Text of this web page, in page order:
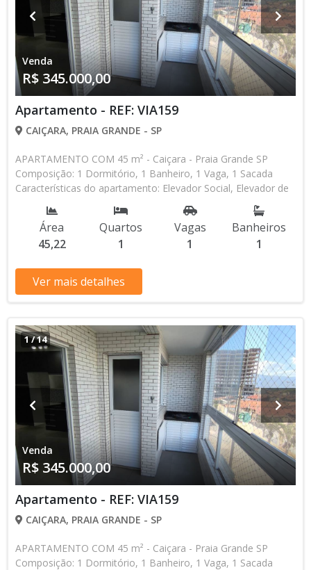
Venda
R$ 345.000,00
Apartamento - REF: VIA159
CAIÇARA, PRAIA GRANDE - SP
APARTAMENTO COM 45 m² - Caiçara - Praia Grande SP
Composição: 1 Dormitório, 1 Banheiro, 1 Vaga, 1 Sacada
Características do apartamento: Elevador Social, Elevador de
Serviço, Acessibilidade, Interfone, Piscina, Sauna, Salão de
Jogos, Salão de Festas, Espaço Kids, Espaço Gourmet,
Academia, Churrasqueira Aceita Financiamento Bancário * Os
valores e disponibilidade podem ser alterados sem prévio
Área
45,22
Quartos
1
Vagas
1
Banheiros
1
Ver mais detalhes
1/14
Venda
R$ 345.000,00
Apartamento - REF: VIA159
CAIÇARA, PRAIA GRANDE - SP
APARTAMENTO COM 45 m² - Caiçara - Praia Grande SP
Composição: 1 Dormitório, 1 Banheiro, 1 Vaga, 1 Sacada